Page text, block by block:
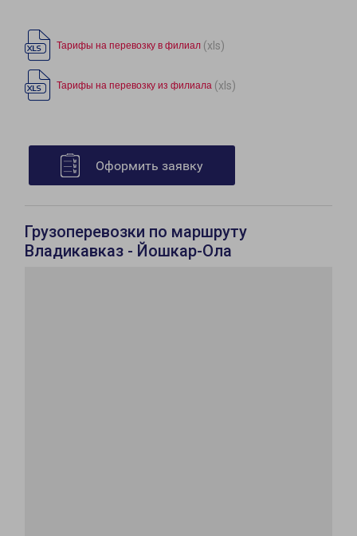
Тарифы на перевозку в филиал (xls)
Тарифы на перевозку из филиала (xls)
Оформить заявку
Грузоперевозки по маршруту
Владикавказ - Йошкар-Ола